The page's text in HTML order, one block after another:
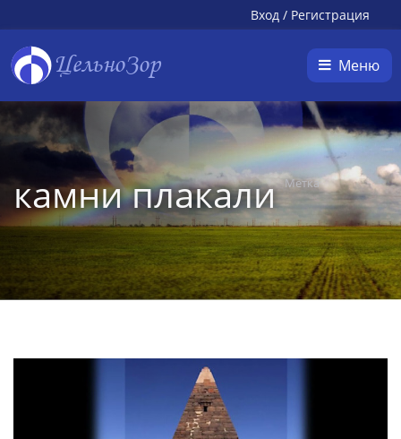
Вход / Регистрация
ЦельноЗор Меню
камни плакалиМетка